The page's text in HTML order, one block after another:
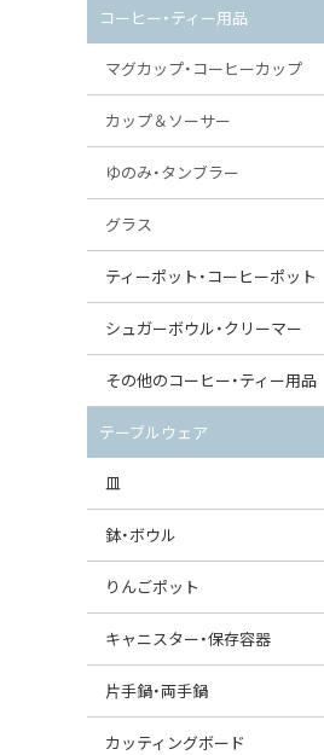
コーヒー・ティー用品
マグカップ・コーヒーカップ
カップ＆ソーサー
ゆのみ・タンブラー
グラス
ティーポット・コーヒーポット
ティーポット
コーヒーポット
シュガーボウル・クリーマー
シュガーボウル
クリーマー
その他のコーヒー・ティー用品
ポットウォーマー
ピッチャー
コーヒードリッパー
すべて見る
テーブルウェア
皿
大皿（24cm〜）
中皿（18〜24cm）
丸皿
鉢・ボウル
大鉢（21cm〜）
中鉢（16〜21cm）
りんごポット
りんごポット
りんごポット小
キャニスター・保存容器
キャニスター
つぼ
片手鍋・両手鍋
ソースパン（片手鍋）
カッティングボード